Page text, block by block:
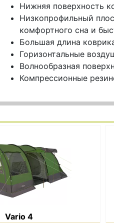
Нижняя поверхность
Низкопрофильный
комфортного сна и
Большая длина
Горизонтальные
Волнообразная
Компрессионные
Vario 4